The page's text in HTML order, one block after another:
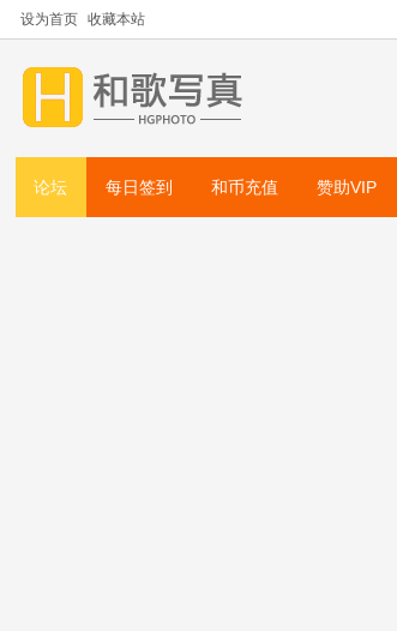
设为首页 收藏本站
论坛 每日签到 和币充值 赞助VIP